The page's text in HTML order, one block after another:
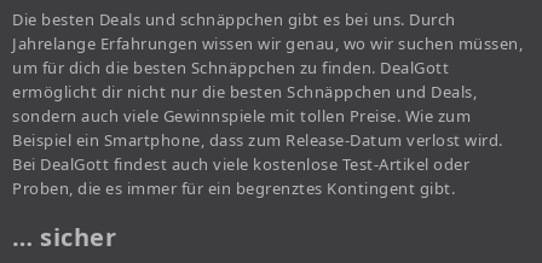
Die besten Deals und schnäppchen gibt es bei uns. Durch
Jahrelange Erfahrungen wissen wir genau, wo wir suchen müssen,
um für dich die besten Schnäppchen zu finden. DealGott
ermöglicht dir nicht nur die besten Schnäppchen und Deals,
sondern auch viele Gewinnspiele mit tollen Preise. Wie zum
Beispiel ein Smartphone, dass zum Release-Datum verlost wird.
Bei DealGott findest auch viele kostenlose Test-Artikel oder
Proben, die es immer für ein begrenztes Kontingent gibt.
… sicher